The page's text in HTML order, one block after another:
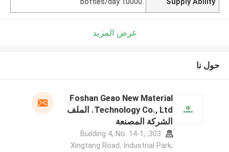
عرض المزيد
حول نا
Foshan Geao New Material
Technology Co., Ltd. الملف
الشركة المصنعة
303, Building 4, No. 14-1,
Xingtang Road, Industrial Park,